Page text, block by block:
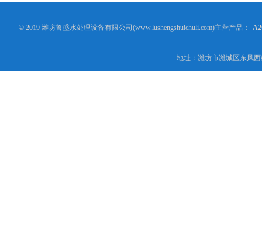
© 2019 潍坊鲁盛水处理设备有限公司(www.lushengshuichuli.com)主营产品：
地址：潍坊市潍城区东风